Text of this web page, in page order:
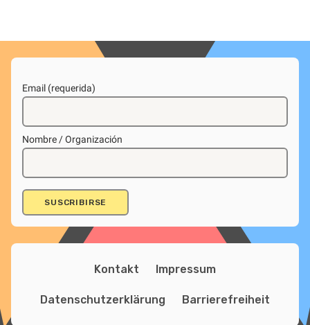
Email (requerida)
Nombre / Organización
Kontakt Impressum
Datenschutzerklärung Barrierefreiheit